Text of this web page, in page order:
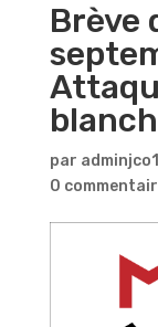
Brève
par
0